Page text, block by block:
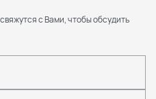
с Вами, чтобы обсудить